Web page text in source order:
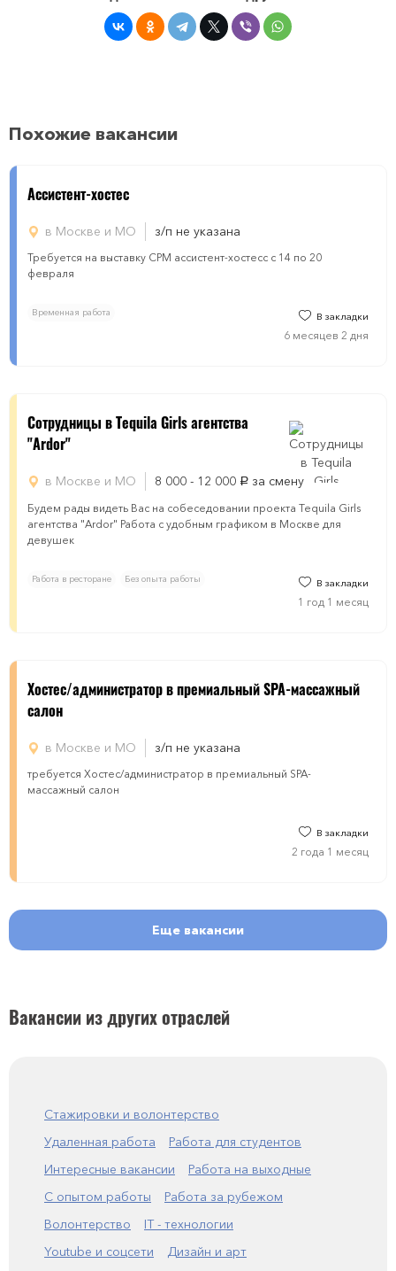
Похожие вакансии
Ассистент-хостес
в Москве и МО з/п не указана
Требуется на выставку СРМ ассистент-хостесс с 14 по 20
февраля
Временная работа В закладки
6 месяцев 2 дня
Сотрудницы в Tequila Girls агентства
"Ardor"
в Москве и МО 8 000 - 12 000 руб. за смену
Будем рады видеть Вас на собеседовании проекта Tequila Girls
агентства "Ardor" Работа с удобным графиком в Москве для
девушек
Работа в ресторане Без опыта работы В закладки
1 год 1 месяц
​​​Хостес/администратор в премиальный SPA-массажный
салон
в Москве и МО з/п не указана
требуется ​​​Хостес/администратор в премиальный SPA-
массажный салон
В закладки
2 года 1 месяц
Еще вакансии
Вакансии из других отраслей
Стажировки и волонтерство
Удаленная работа
Работа для студентов
Интересные вакансии
Работа на выходные
С опытом работы
Работа за рубежом
Волонтерство
IT - технологии
Youtube и соцсети
Дизайн и арт